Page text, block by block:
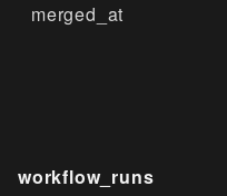
merged_at
workflow_runs